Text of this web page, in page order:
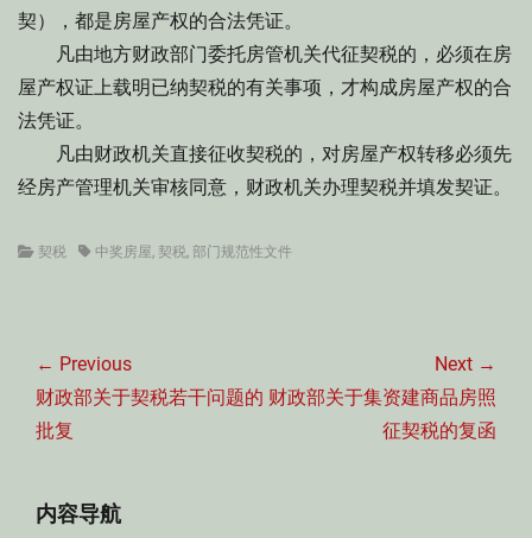
契），都是房屋产权的合法凭证。
凡由地方财政部门委托房管机关代征契税的，必须在房
屋产权证上载明已纳契税的有关事项，才构成房屋产权的合
法凭证。
凡由财政机关直接征收契税的，对房屋产权转移必须先
经房产管理机关审核同意，财政机关办理契税并填发契证。
Categories
契税 Tags中奖房屋, 契税, 部门规范性文件
章
导
航
← Previous
Previous
post:
财政部关于契税若干问题的
批复
Next →
Next
财政部关于集资建商品房照
征契税的复函
内容导航